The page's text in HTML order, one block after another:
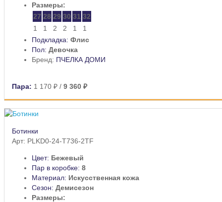
Размеры:
27 28 29 30 31 32
1
1 2 2 1
1
Подкладка: Флис
Пол: Девочка
Бренд: ПЧЕЛКА ДОМИ
Пара: 1 170 ₽ / 9 360 ₽
Ботинки
Арт: PLKD0-24-T736-2TF
Цвет: Бежевый
Пар в коробке: 8
Материал: Искусственная кожа
Сезон: Демисезон
Размеры: